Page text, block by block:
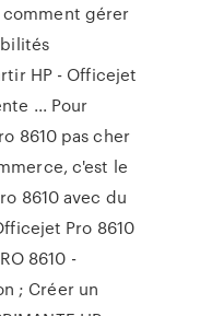
gérer
HP - Officejet
... Pour
8610 pas cher
c'est le
8610 avec du
Pro 8610
8610 -
; Créer un